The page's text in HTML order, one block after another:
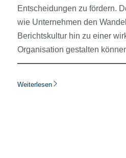
Entscheidungen zu fördern.
wie Unternehmen den
Berichtskultur hin zu einer
Organisation gestalten
Weiterlesen